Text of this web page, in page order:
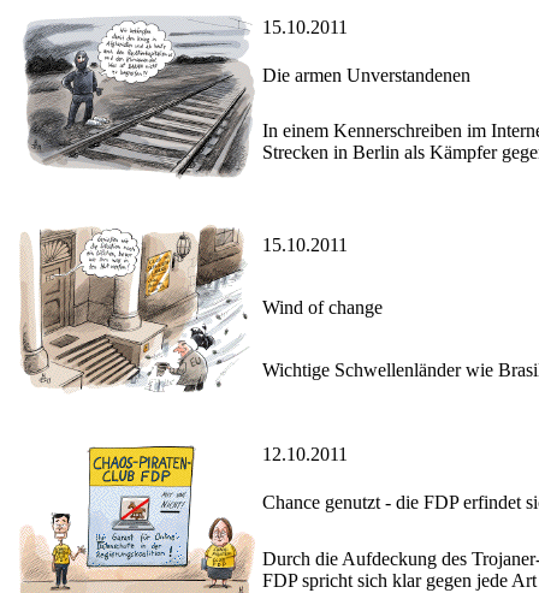
15.10.2011
Die armen Unverstandenen
In einem Kennerschreiben im
Strecken in Berlin als Kämpfer
15.10.2011
Wind of change
Wichtige Schwellenländer wie
12.10.2011
Chance genutzt - die FDP erfindet
Durch die Aufdeckung des
FDP spricht sich klar gegen jede